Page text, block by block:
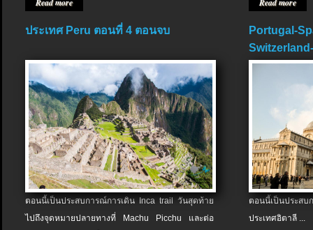
Read more Read more
ประเทศ Peru ตอนที่ 4 ตอนจบ
ตอนนี้เป็นประสบการณ์การเดิน Inca trail วันสุดท้าย
ไปถึงจุดหมายปลายทางที่ Machu Picchu และต่อ
Portugal-
ตอนนี้เป็นประส
ประเทศอิตาลี ...